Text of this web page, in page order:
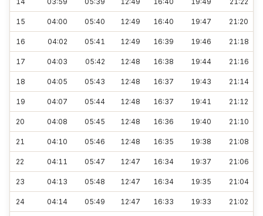
15 04:00 05:40 12:49 16:40 19:47 21:20
16 04:02 05:41 12:49 16:39 19:46 21:18
17 04:03 05:42 12:48 16:38 19:44 21:16
18 04:05 05:43 12:48 16:37 19:43 21:14
19 04:07 05:44 12:48 16:37 19:41 21:12
20 04:08 05:45 12:48 16:36 19:40 21:10
21 04:10 05:46 12:48 16:35 19:38 21:08
22 04:11 05:47 12:47 16:34 19:37 21:06
23 04:13 05:48 12:47 16:34 19:35 21:04
24 04:14 05:49 12:47 16:33 19:33 21:02